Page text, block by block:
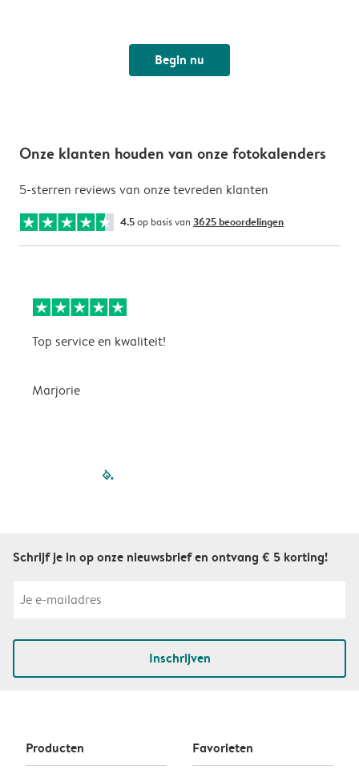
Begin nu
Onze klanten houden van onze fotokalenders
5-sterren reviews van onze tevreden klanten
4.5op basis van 3625 beoordelingen
Top service en kwaliteit!
Marjorie
filled-pagination
Schrijf je in op onze nieuwsbrief en ontvang € 5 korting!
Inschrijven
Producten Favorieten